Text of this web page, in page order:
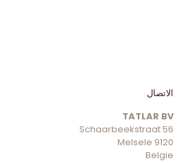
الاتصال
TATLAR BV
Schaarbeekstraat 56
9120 Melsele
Belgie